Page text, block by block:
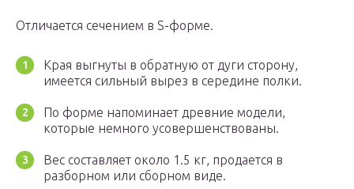
Отличается сечением в S-форме.
Края выгнуты в обратную от дуги сторону,
имеется сильный вырез в середине полки.
По форме напоминает древние модели,
которые немного усовершенствованы.
Вес составляет около 1.5 кг, продается в
разборном или сборном виде.